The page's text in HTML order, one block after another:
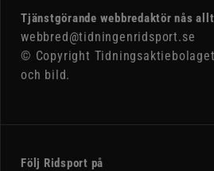
Tjänstgörande webbredaktör nås
webbred@tidningenridsport.se
© Copyright
och bild.
Följ Ridsport på